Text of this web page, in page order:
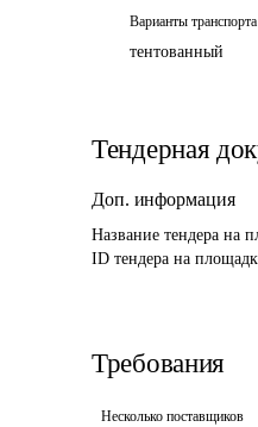
Варианты транспорта
тентованный
Тендерная
Доп. информация
Название тендера на
ID тендера на
Требования
Несколько поставщиков